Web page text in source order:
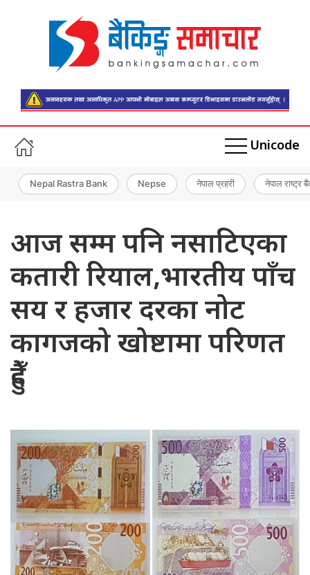
Unicode
Nepal Rastra Bank Nepse नेपाल प्रहरी नेपाल राष्ट्र
आज सम्म पनि नसाटिएका
कतारी रियाल,भारतीय पाँच
सय र हजार दरका नोट
कागजको खोष्टामा परिणत
हुँदै